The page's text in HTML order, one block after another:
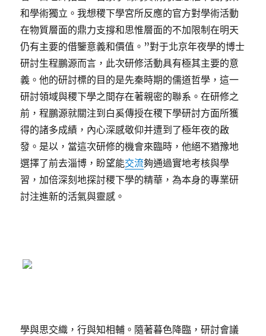
和學術獨立。我想稷下學宮所反應的官方對學術活動
在物質層面的鼎力支撐和思惟層面的不加限制在明天
仍有主要的借鑒意義和價值。”對于北京年夜學的博士
研討生程鵬源而言，此次研修活動具有極其主要的意
義。他的研討標的目的是先秦時期的儒道哲學，這一
研討領域與稷下學之間存在著親密的聯系。在研修之
前，程鵬源就關注到白奚傳授在稷下學研討方面所獲
得的諸多成績，內心深感敬仰并遭到了極年夜的啟
發。是以，當這次研修的機會來臨時，他絕不猶豫地
選擇了前去淄博，盼望能交流夠通過實地考核與學
習，加倍深刻地探討稷下學的精華，為本身的專業研
討注進新的活氣與靈感。
學與思交織，行與知相輔。隨著暮色降臨，研討會議